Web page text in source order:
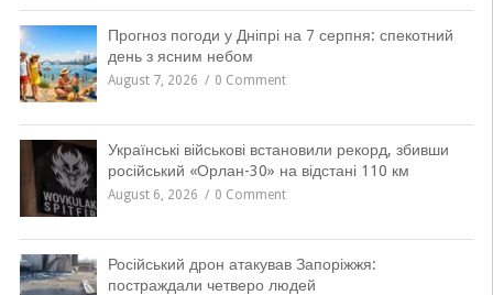
Прогноз погоди у Дніпрі на 7 серпня: спекотний
день з ясним небом
August 7, 2026 0 Comment
Українські військові встановили рекорд, збивши
російський «Орлан-30» на відстані 110 км
August 6, 2026 0 Comment
Російський дрон атакував Запоріжжя:
постраждали четверо людей